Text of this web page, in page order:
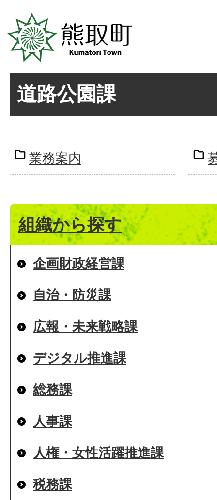
道路公園課
業務案内
組織から探す
企画財政経営課
自治・防災課
広報・未来戦略課
デジタル推進課
総務課
人事課
人権・女性活躍推進課
税務課